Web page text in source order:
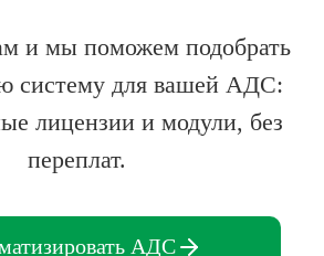
и мы поможем подобрать
систему для вашей АДС:
лицензии и модули, без
переплат.
АДС